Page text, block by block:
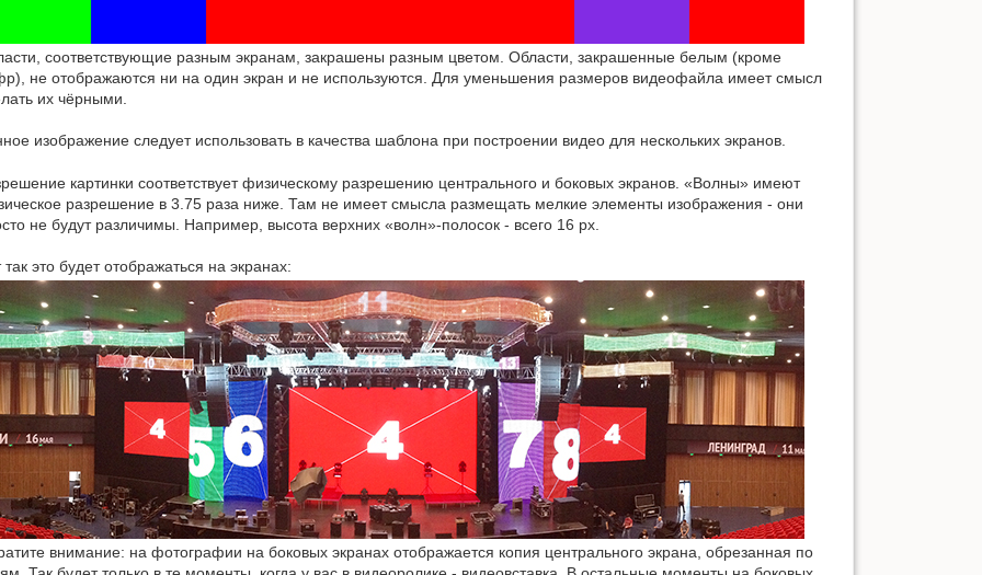
соответствующие разным экранам, закрашены разным цветом. Области, закрашенные белым (кроме
не отображаются ни на один экран и не используются. Для уменьшения размеров видеофайла имеет смысл
их чёрными.
изображение следует использовать в качества шаблона при построении видео для нескольких экранов.
картинки соответствует физическому разрешению центрального и боковых экранов. «Волны» имеют
разрешение в 3.75 раза ниже. Там не имеет смысла размещать мелкие элементы изображения - они
не будут различимы. Например, высота верхних «волн»-полосок - всего 16 px.
так это будет отображаться на экранах:
внимание: на фотографии на боковых экранах отображается копия центрального экрана, обрезанная по